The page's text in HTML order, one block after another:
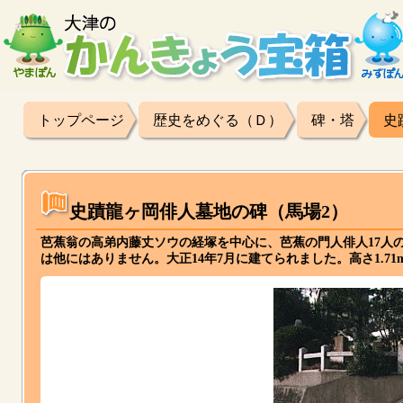
トップページ 歴史をめぐる（Ｄ） 碑・塔 史
史蹟龍ヶ岡俳人墓地の碑（馬場2）
芭蕉翁の高弟内藤丈ソウの経塚を中心に、芭蕉の門人俳人17
は他にはありません。大正14年7月に建てられました。高さ